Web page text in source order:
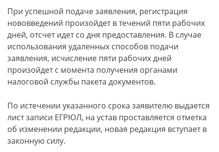
При успешной подаче заявления, регистрация
нововведений произойдет в течений пяти рабочих
дней, отсчет идет со дня предоставления. В случае
использования удаленных способов подачи
заявления, исчисление пяти рабочих дней
произойдет с момента получения органами
налоговой службы пакета документов.
По истечении указанного срока заявителю выдается
лист записи ЕГРЮЛ, на устав проставляется отметка
об изменении редакции, новая редакция вступает в
законную силу.